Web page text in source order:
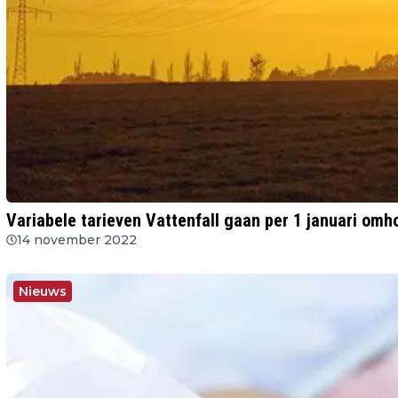
Variabele tarieven Vattenfall gaan per 1 januari
14 november 2022
Nieuws